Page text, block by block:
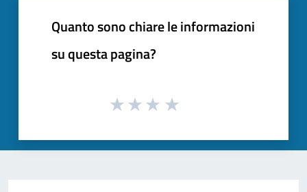
Quanto sono chiare le informazioni
su questa pagina?